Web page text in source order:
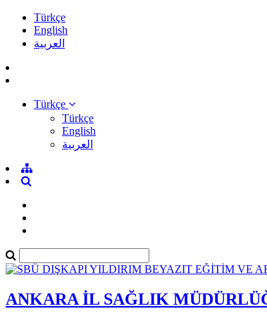
Türkçe
English
العربية
Türkçe
Türkçe
English
العربية
ANKARA İL SAĞLIK